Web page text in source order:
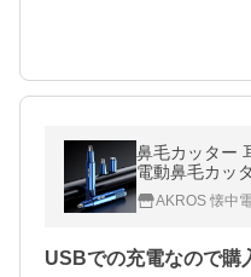
鼻毛カッター
電動鼻毛カッ
すめ 鼻毛切り
ス メンズ 鼻毛
AKROS 懐中